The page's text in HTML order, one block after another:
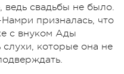
ведь свадьбы не было.
призналась, что
с внуком Ады
которые она не